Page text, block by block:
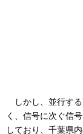
しかし、並行す
く、信号に次ぐ信
しており、千葉県